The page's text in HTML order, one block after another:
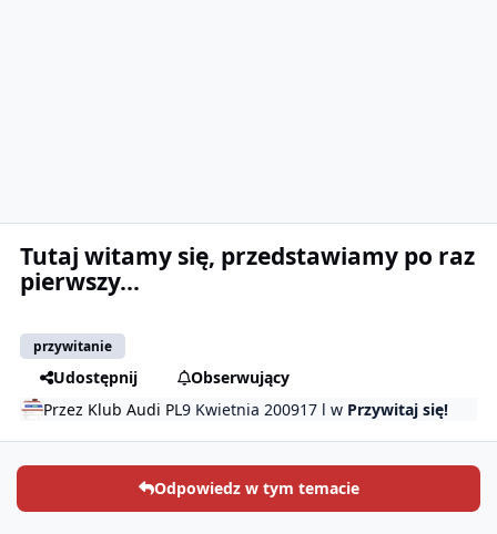
Tutaj witamy się, przedstawiamy po raz
pierwszy...
przywitanie
Udostępnij
Obserwujący
Przez Klub Audi PL9 Kwietnia 200917 lw Przywitaj się!
Odpowiedz w tym temacie